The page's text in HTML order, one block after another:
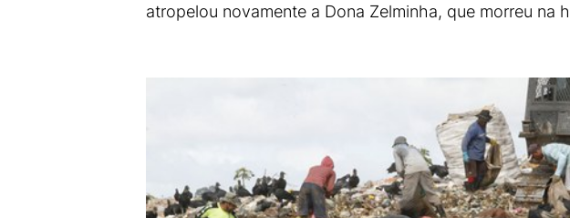
atropelou novamente a Dona Zelminha, que morreu na